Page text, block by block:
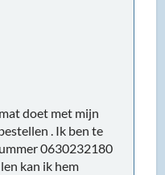
doet met mijn
. Ik ben te
0630232180
kan ik hem